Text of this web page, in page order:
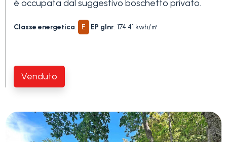
è occupata dal suggestivo boschetto privato.
Classe energetica: E EP glnr: 174.41 kwh/㎡
Venduto
Vista mare